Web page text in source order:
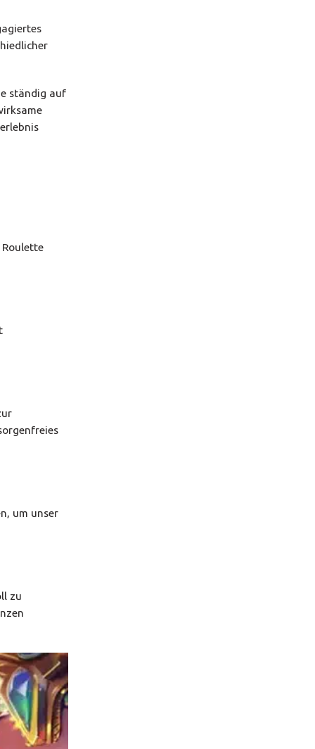
ständig auf
um unser
zu